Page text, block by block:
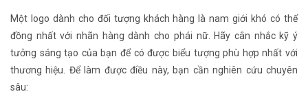
Một logo dành cho đối tượng khách hàng là nam giới khó có thể
đồng nhất với nhãn hàng dành cho phái nữ. Hãy cân nhắc kỹ ý
tưởng sáng tạo của bạn để có được biểu tượng phù hợp nhất với
thương hiệu. Để làm được điều này, bạn cần nghiên cứu chuyên
sâu: